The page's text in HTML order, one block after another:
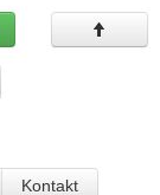
Kontakt